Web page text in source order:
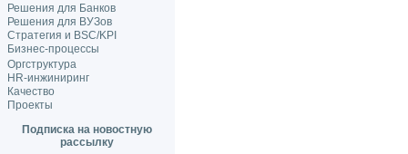
Решения для Банков
Решения для ВУЗов
Стратегия и BSC/KPI
Бизнес-процессы
Оргструктура
HR-инжиниринг
Качество
Проекты
Подписка на новостную
рассылку